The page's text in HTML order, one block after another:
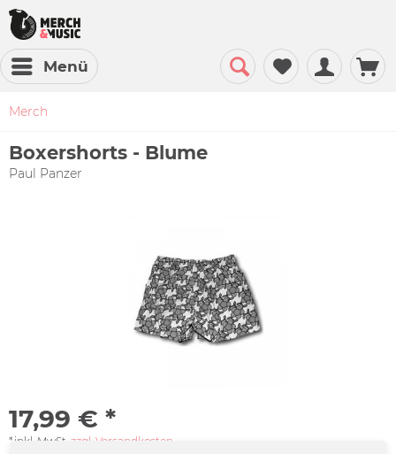
Menü
Merch
Boxershorts - Blume
Paul Panzer
17,99 € *
*inkl. MwSt. zzgl. Versandkosten